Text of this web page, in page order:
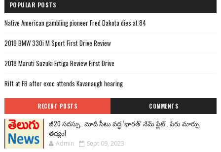
POPULAR POSTS
Native American gambling pioneer Fred Dakota dies at 84
2019 BMW 330i M Sport First Drive Review
2018 Maruti Suzuki Ertiga Review First Drive
Rift at FB after exec attends Kavanaugh hearing
RECENT POSTS COMMENTS
జీ20 సదస్సు.. మోదీ సీటు వద్ద ‘భారత్’ నేమ్ ప్లేట్‌.. పేరు మార్పు
తథ్యం!
Admin Sept 09, 2023